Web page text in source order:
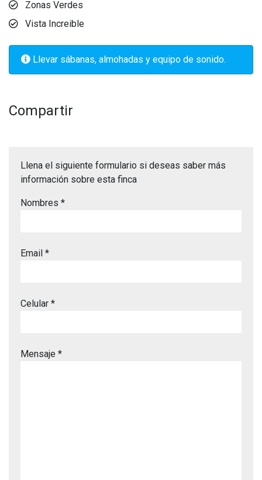
Zonas Verdes
Vista Increible
Llevar sábanas, almohadas y equipo de sonido.
Compartir
Llena el siguiente formulario si deseas saber más
información sobre esta finca
Nombres *
Email *
Celular *
Mensaje *